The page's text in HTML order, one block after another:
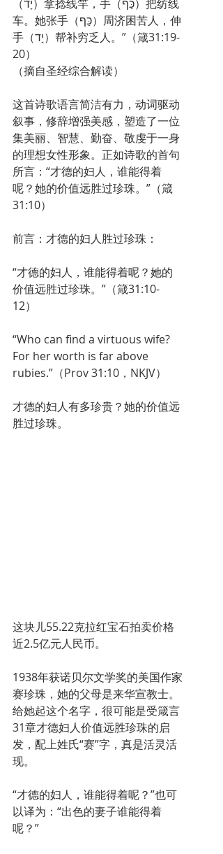
（יָד）拿捻线竿，手（כַּף）把纺线
车。她张手（כַּף）周济困苦人，伸
手（יָד）帮补穷乏人。”（箴31:19-
20）
（摘自圣经综合解读）
这首诗歌语言简洁有力，动词驱动
叙事，修辞增强美感，塑造了一位
集美丽、智慧、勤奋、敬虔于一身
的理想女性形象。正如诗歌的首句
所言：“才德的妇人，谁能得着
呢？她的价值远胜过珍珠。”（箴
31:10）
前言：才德的妇人胜过珍珠：
“才德的妇人，谁能得着呢？她的
价值远胜过珍珠。”（箴31:10-
12）
“Who can find a virtuous wife?
For her worth is far above
rubies.”（Prov 31:10，NKJV）
才德的妇人有多珍贵？她的价值远
胜过珍珠。
这块儿55.22克拉红宝石拍卖价格
近2.5亿元人民币。
1938年获诺贝尔文学奖的美国作家
赛珍珠，她的父母是来华宣教士。
给她起这个名字，很可能是受箴言
31章才德妇人价值远胜珍珠的启
发，配上姓氏“赛”字，真是活灵活
现。
“才德的妇人，谁能得着呢？”也可
以译为：“出色的妻子谁能得着
呢？”